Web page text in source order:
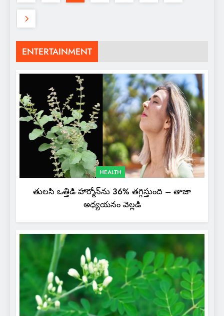
ENTERTAINMENT
HEALTH
తులసి ఒత్తిడి హార్మోన్‌ను 36% తగ్గిస్తుంది – తాజా
అధ్యయనం వెల్లడి